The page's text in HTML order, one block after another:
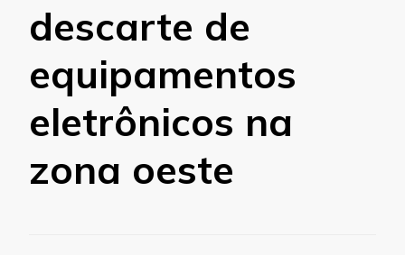
descarte de
equipamentos
eletrônicos na
zona oeste